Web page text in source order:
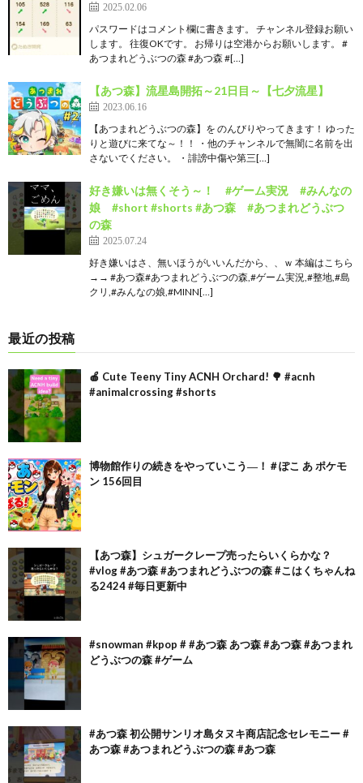
2025.02.06
パスワードはコメント欄に書きます。 チャンネル登録お願い
します。 往復OKです。 お帰りは空港からお願いします。 #
あつまれどうぶつの森 #あつ森 #[…]
【あつ森】流星島開拓～21日目～【七夕流星】
2023.06.16
【あつまれどうぶつの森】を のんびりやってきます！ ゆった
りと遊びに来てな～！！ ・他のチャンネルで無闇に名前を出
さないでください。 ・誹謗中傷や第三[…]
好き嫌いは無くそう～！ #ゲーム実況 #みんなの
娘 #short #shorts #あつ森 #あつまれどうぶつ
の森
2025.07.24
好き嫌いはさ、無いほうがいいんだから、、ｗ 本編はこちら
→→ #あつ森#あつまれどうぶつの森,#ゲーム実況,#整地,#島
クリ,#みんなの娘,#MINN[…]
最近の投稿
🍎 Cute Teeny Tiny ACNH Orchard! 🌳 #acnh
#animalcrossing #shorts
博物館作りの続きをやっていこう―！＃ぽこ あ ポケモ
ン 156回目
【あつ森】シュガークレープ売ったらいくらかな？
#vlog #あつ森 #あつまれどうぶつの森 #こはくちゃんね
る2424 #毎日更新中
#snowman #kpop # #あつ森 あつ森 #あつ森 #あつまれ
どうぶつの森 #ゲーム
#あつ森 初公開サンリオ島タヌキ商店記念セレモニー #
あつ森 #あつまれどうぶつの森 #あつ森